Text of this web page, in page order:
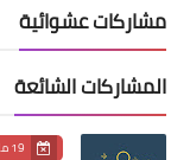
مشاركات عشوائية
المشاركات الشائعة
19 مايو 2022